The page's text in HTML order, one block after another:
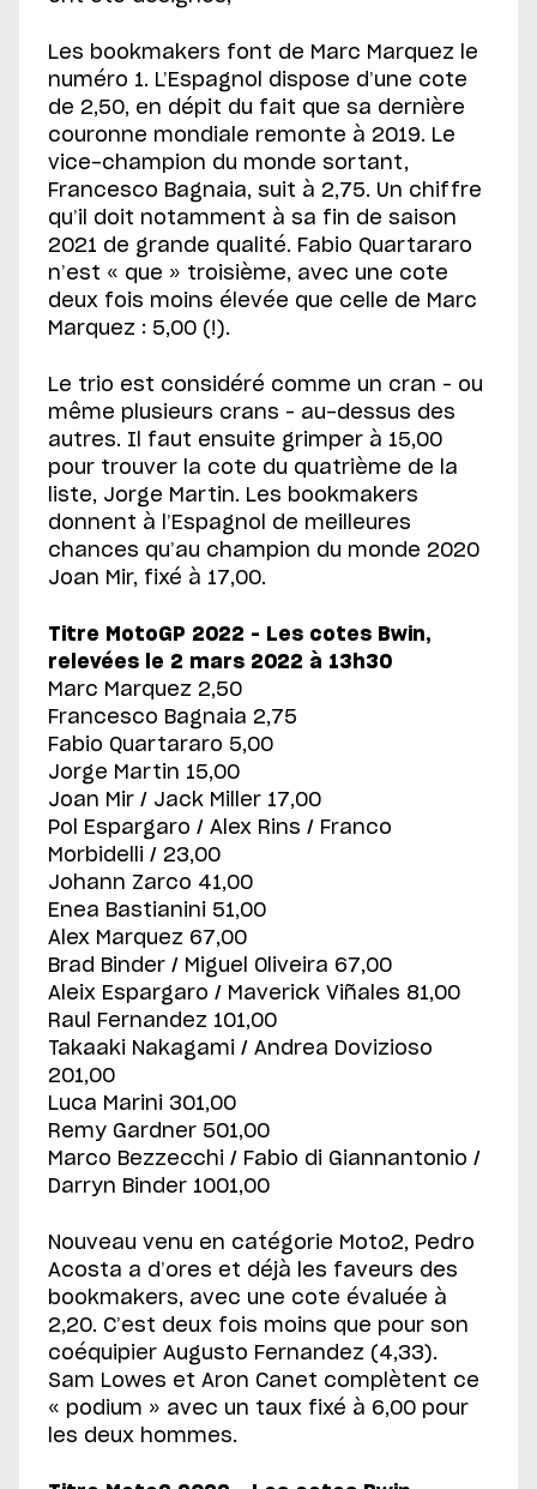
Les bookmakers font de Marc Marquez le
numéro 1. L’Espagnol dispose d’une cote
de 2,50, en dépit du fait que sa dernière
couronne mondiale remonte à 2019. Le
vice-champion du monde sortant,
Francesco Bagnaia, suit à 2,75. Un chiffre
qu’il doit notamment à sa fin de saison
2021 de grande qualité. Fabio Quartararo
n’est « que » troisième, avec une cote
deux fois moins élevée que celle de Marc
Marquez : 5,00 (!).
Le trio est considéré comme un cran – ou
même plusieurs crans – au-dessus des
autres. Il faut ensuite grimper à 15,00
pour trouver la cote du quatrième de la
liste, Jorge Martin. Les bookmakers
donnent à l’Espagnol de meilleures
chances qu’au champion du monde 2020
Joan Mir, fixé à 17,00.
Titre MotoGP 2022 – Les cotes Bwin,
relevées le 2 mars 2022 à 13h30
Marc Marquez 2,50
Francesco Bagnaia 2,75
Fabio Quartararo 5,00
Jorge Martin 15,00
Joan Mir / Jack Miller 17,00
Pol Espargaro / Alex Rins / Franco
Morbidelli / 23,00
Johann Zarco 41,00
Enea Bastianini 51,00
Alex Marquez 67,00
Brad Binder / Miguel Oliveira 67,00
Aleix Espargaro / Maverick Viñales 81,00
Raul Fernandez 101,00
Takaaki Nakagami / Andrea Dovizioso
201,00
Luca Marini 301,00
Remy Gardner 501,00
Marco Bezzecchi / Fabio di Giannantonio /
Darryn Binder 1001,00
Nouveau venu en catégorie Moto2, Pedro
Acosta a d’ores et déjà les faveurs des
bookmakers, avec une cote évaluée à
2,20. C’est deux fois moins que pour son
coéquipier Augusto Fernandez (4,33).
Sam Lowes et Aron Canet complètent ce
« podium » avec un taux fixé à 6,00 pour
les deux hommes.